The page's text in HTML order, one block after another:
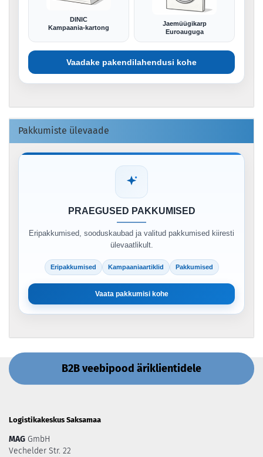
DINIC
Kampaania-kartong
Jaemüügikarp
Euroauguga
Vaadake pakendilahendusi kohe
Pakkumiste ülevaade
PRAEGUSED PAKKUMISED
Eripakkumised, sooduskaubad ja valitud pakkumised kiiresti
ülevaatlikult.
Eripakkumised Kampaaniaartiklid Pakkumised
Vaata pakkumisi kohe
B2B veebipood äriklientidele
Logistikakeskus Saksamaa
MAG GmbH
Vechelder Str. 22